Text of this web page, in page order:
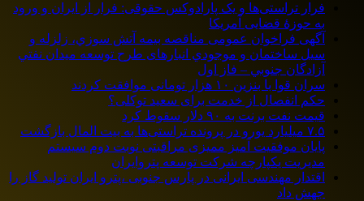
فرار تراستی‌ها و یک پارادوکس حقوقی: فرار از ایران و ورود
به حوزۀ قضایی آمریکا
آگهی فراخوان عمومی مناقصه بيمه آتش سوزي، زلزله و
سیل ساختمان و موجودي انبارهای طرح توسعه ميدان نفتي
آزادگان جنوبي – فاز اول
سران قوا با بنزین ۱۰ هزار تومانی موافقت کردند
حکم انفصال از خدمت برای سعید توکلی؟
قیمت نفت برنت به ۹۰ دلار سقوط کرد
۷.۵ میلیارد یورو در پرونده تراستی‌ها به بیت المال بازگشت
پایان موفقیت آمیز ممیزی مراقبتی نوبت دوم سیستم
مدیریت یکپارچه شرکت توسعه پتروایران
اقتدار مهندسی ایرانی در پارس جنوبی ،پترو ایران تولید گاز را
جهش داد